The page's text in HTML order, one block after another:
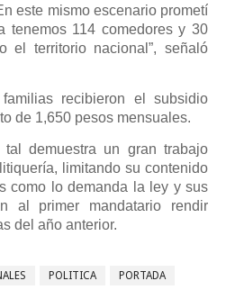
este mismo escenario prometí
tenemos 114 comedores y 30
el territorio nacional”, señaló
recibieron el subsidio
de 1,650 pesos mensuales.
demuestra un gran trabajo
limitando su contenido
como lo demanda la ley y sus
al primer mandatario rendir
del año anterior.
POLITICA PORTADA